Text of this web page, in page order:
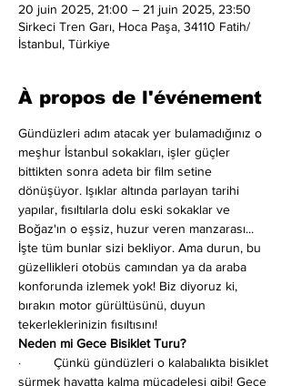
20 juin 2025, 21:00 – 21 juin 2025, 23:50
Sirkeci Tren Garı, Hoca Paşa, 34110 Fatih/
İstanbul, Türkiye
À propos de l'événement
Gündüzleri adım atacak yer bulamadığınız o
meşhur İstanbul sokakları, işler güçler
bittikten sonra adeta bir film setine
dönüşüyor. Işıklar altında parlayan tarihi
yapılar, fısıltılarla dolu eski sokaklar ve
Boğaz'ın o eşsiz, huzur veren manzarası...
İşte tüm bunlar sizi bekliyor. Ama durun, bu
güzellikleri otobüs camından ya da araba
konforunda izlemek yok! Biz diyoruz ki,
bırakın motor gürültüsünü, duyun
tekerleklerinizin fısıltısını!
Neden mi Gece Bisiklet Turu?
·         Çünkü gündüzleri o kalabalıkta bisiklet
sürmek hayatta kalma mücadelesi gibi! Gece